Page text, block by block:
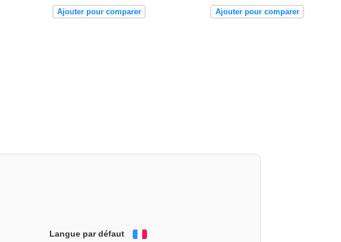
Ajouter pour comparer Ajouter pour comparer
Langue par défaut
Français